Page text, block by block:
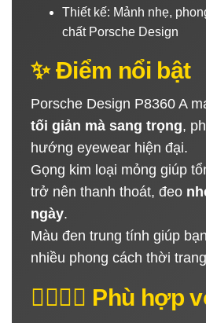
Thiết kế: Mảnh nhẹ,
chất Porsche Design
✨ Điểm nổi bật
Porsche Design P8360 A
tối giản mà sang trọng,
hướng eyewear hiện đại.
Gọng kim loại mỏng giúp
trở nên thanh thoát, đeo
ngày.
Màu đen trung tính giúp
nhiều phong cách thời
🙋‍♂️🙋‍♀️ Phù hợp